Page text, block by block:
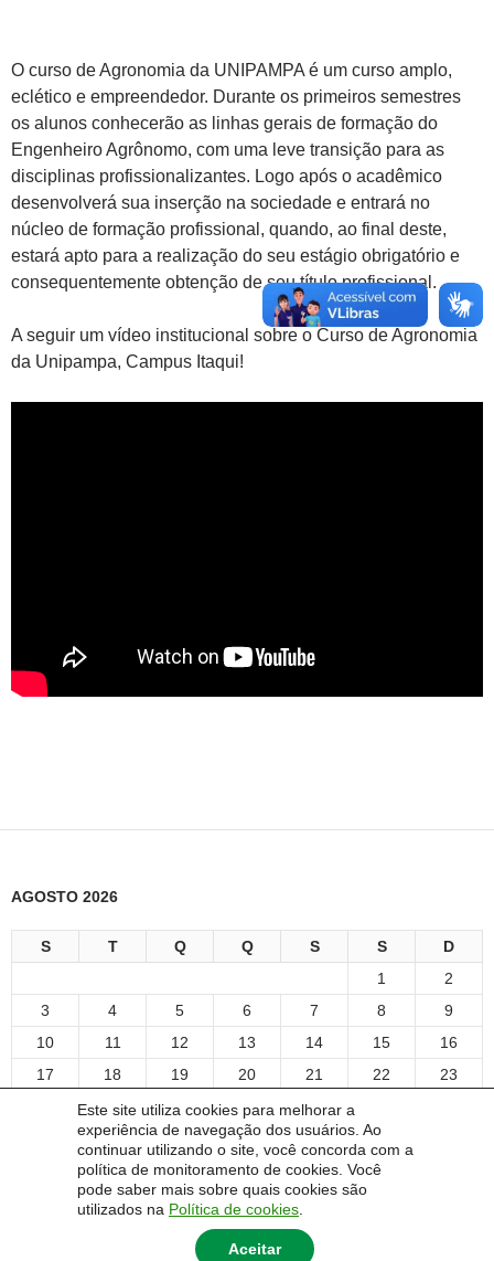
Este site utiliza cookies para melhorar a
experiência de navegação dos usuários. Ao
continuar utilizando o site, você concorda com a
política de monitoramento de cookies. Você
pode saber mais sobre quais cookies são
utilizados na Política de cookies
Aceitar
O curso de Agronomia da UNIPAMPA é um curso amplo,
eclético e empreendedor. Durante os primeiros semestres
os alunos conhecerão as linhas gerais de formação do
Engenheiro Agrônomo, com uma leve transição para as
disciplinas profissionalizantes. Logo após o acadêmico
desenvolverá sua inserção na sociedade e entrará no
núcleo de formação profissional, quando, ao final deste,
estará apto para a realização do seu estágio obrigatório e
consequentemente obtenção de seu título profissional.
A seguir um vídeo institucional sobre o Curso de Agronomia
da Unipampa, Campus Itaqui!
AGOSTO 2026
S T Q Q S S
D
1
2
3
4 5 6 7 8
9
10
11 12 13 14 15
16
17
18 19 20 21 22
23
25 26 27 28